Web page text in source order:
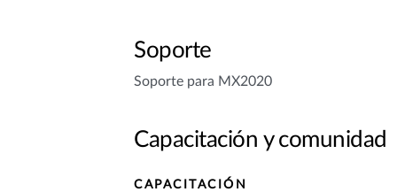
Soporte
Soporte para MX2020
Capacitación y comunidad
CAPACITACIÓN